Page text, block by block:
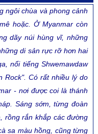
ngôi chùa và phong cảnh
hoặc. Ở Myanmar còn
dãy núi hùng vĩ, những
di sản rực rỡ hơn hai
nổi tiếng Shwemawdaw
Rock". Có rất nhiều lý do
- nơi được coi là thánh
Sáng sớm, từng đoàn
rồng rắn khắp các đường
sa màu hồng, cũng từng